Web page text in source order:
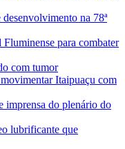
na 78ª
para combater
com tumor
Itaipuaçu com
imprensa do plenário do
lubrificante que